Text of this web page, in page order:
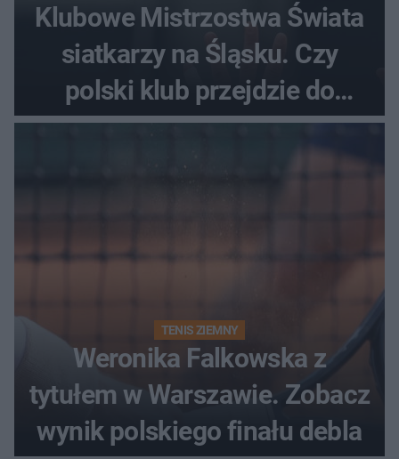
Klubowe Mistrzostwa Świata
siatkarzy na Śląsku. Czy
polski klub przejdzie do
historii
TENIS ZIEMNY
Weronika Falkowska z
tytułem w Warszawie. Zobacz
wynik polskiego finału debla